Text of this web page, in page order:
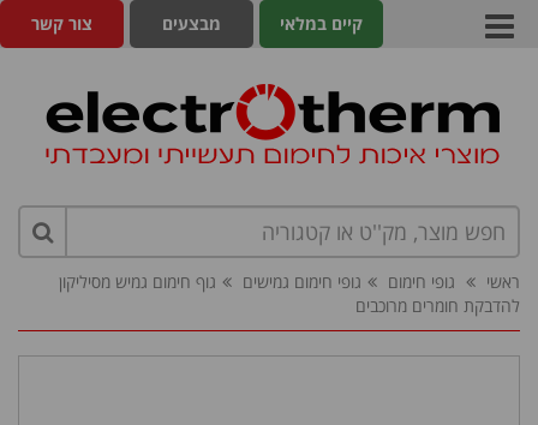
צור קשר מבצעים קיים במלאי
ראשי גופי חימום גופי חימום גמישים
גוף חימום גמיש מסיליקון
להדבקת חומרים מרוכבים